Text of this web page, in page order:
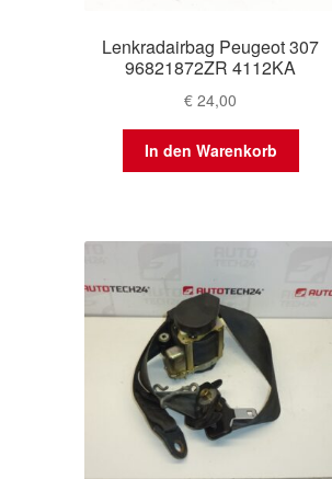
Lenkradairbag Peugeot 307
96821872ZR 4112KA
€ 24,00
In den Warenkorb